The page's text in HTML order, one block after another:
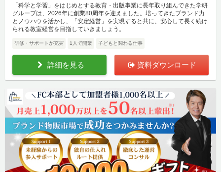
「科学と学習」をはじめとする教育・出版事業に長年取り組んできた学研
グループは、2026年に創業80周年を迎えました。培ってきたブランド力
とノウハウを活かし、「安定経営」を実現すると共に、安心して長く続け
られる教室経営を目指していきましょう。
研修・サポートが充実 1人で開業 子どもと関わる仕事
詳細を見る 資料ダウンロード